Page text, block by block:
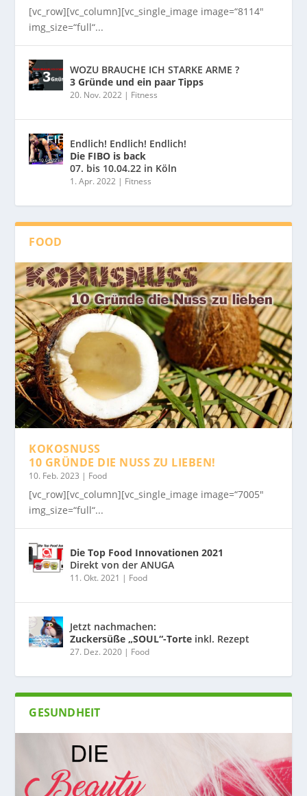
[vc_row][vc_column][vc_single_image image=“8114″
img_size=“full“...
WOZU BRAUCHE ICH STARKE ARME ?
3 Gründe und ein paar Tipps
20. Nov. 2022 | Fitness
Endlich! Endlich! Endlich!
Die FIBO is back
07. bis 10.04.22 in Köln
1. Apr. 2022 | Fitness
FOOD
KOKOSNUSS
10 GRÜNDE DIE NUSS ZU LIEBEN!
10. Feb. 2023 | Food
[vc_row][vc_column][vc_single_image image=“7005″
img_size=“full“...
Die Top Food Innovationen 2021
Direkt von der ANUGA
11. Okt. 2021 | Food
Jetzt nachmachen:
Zuckersüße „SOUL“-Torte inkl. Rezept
27. Dez. 2020 | Food
GESUNDHEIT